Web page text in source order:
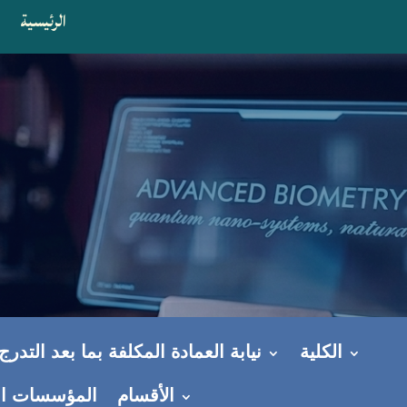
الرئيسية
الكلية نيابة العمادة المكلفة بما بعد
الأقسام المؤسسات